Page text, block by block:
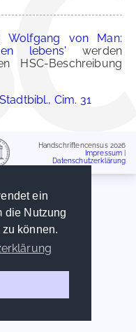
ein
die Nutzung
können.
Wolfgang von Man:
lebens' werden
HSC-Beschreibung
Cim. 31
Handschriftencensus 2026
Impressum
Datenschutzerklärung